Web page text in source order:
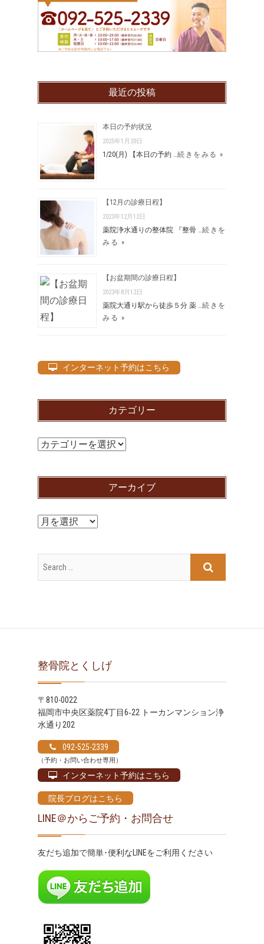
最近の投稿
本日の予約状況
2025年1月20日
1/20(月) 【本日の予約 …続きをみる »
【12月の診療日程】
2023年12月12日
薬院浄水通りの整体院 『整骨 …続きを
みる »
【お盆期間の診療日程】
2023年8月12日
薬院大通り駅から徒歩５分 薬 …続きを
みる »
インターネット予約はこちら
カテゴリー
カ
ゴ
アーカイブ
ア
カ
イ
整骨院とくしげ
〒810-0022
福岡市中央区薬院4丁目6‐22 トーカンマンション浄
水通り202
092-525-2339
（予約・お問い合わせ専用）
インターネット予約はこちら
院長ブログはこちら
LINE＠からご予約・お問合せ
友だち追加で簡単･便利なLINEをご利用ください